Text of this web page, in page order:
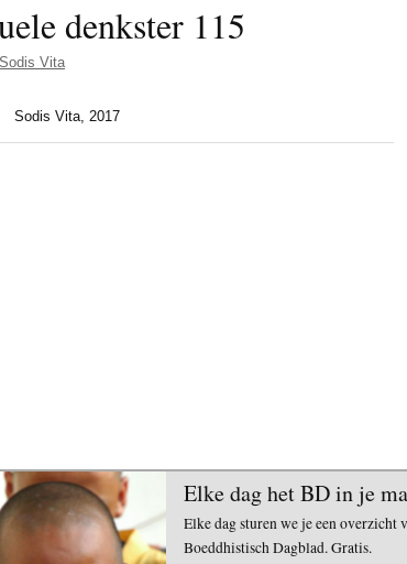
denkster 115
Sodis Vita
Sodis Vita, 2017
Elke dag het BD in je
Elke dag sturen we je een overzicht
Boeddhistisch Dagblad. Gratis.